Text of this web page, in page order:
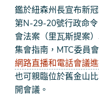
鑑於紐森州長宣布新
第N-29-20號行政命
會法案（里瓦斯提案
集會指南，MTC委員
網路直播和電話會議
也可親臨位於舊金山
開會議。